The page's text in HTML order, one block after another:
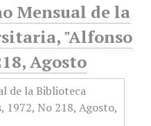
Mensual de la
"Alfonso
Agosto